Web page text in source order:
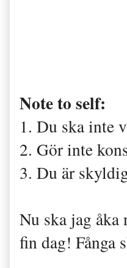
Note to self:
1. Du ska inte
2. Gör inte
3. Du är
Nu ska jag åka
fin dag! Fånga